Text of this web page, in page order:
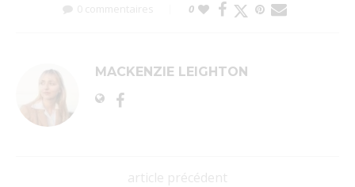
0 commentaires 0
MACKENZIE LEIGHTON
article précédent